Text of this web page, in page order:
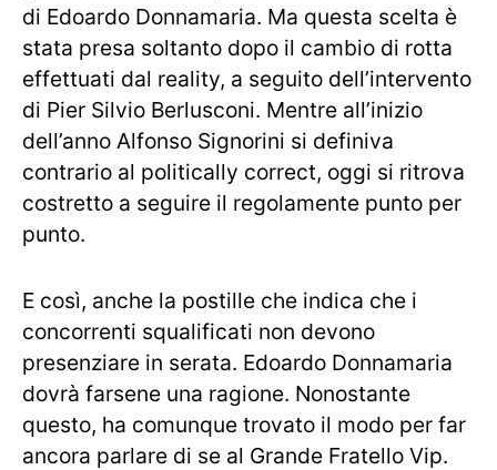
di Edoardo Donnamaria. Ma questa scelta è
stata presa soltanto dopo il cambio di rotta
effettuati dal reality, a seguito dell’intervento
di Pier Silvio Berlusconi. Mentre all’inizio
dell’anno Alfonso Signorini si definiva
contrario al politically correct, oggi si ritrova
costretto a seguire il regolamente punto per
punto.
E così, anche la postille che indica che i
concorrenti squalificati non devono
presenziare in serata. Edoardo Donnamaria
dovrà farsene una ragione. Nonostante
questo, ha comunque trovato il modo per far
ancora parlare di se al Grande Fratello Vip.